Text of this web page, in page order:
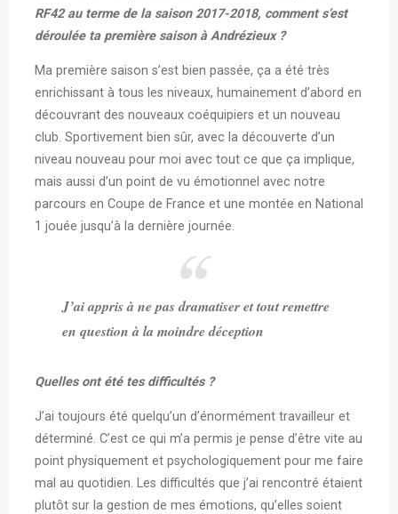
RF42 au terme de la saison 2017-2018, comment s’est
déroulée ta première saison à Andrézieux ?
Ma première saison s’est bien passée, ça a été très
enrichissant à tous les niveaux, humainement d’abord en
découvrant des nouveaux coéquipiers et un nouveau
club. Sportivement bien sûr, avec la découverte d’un
niveau nouveau pour moi avec tout ce que ça implique,
mais aussi d’un point de vu émotionnel avec notre
parcours en Coupe de France et une montée en National
1 jouée jusqu’à la dernière journée.
J’ai appris à ne pas dramatiser et tout remettre
en question à la moindre déception
Quelles ont été tes difficultés ?
J’ai toujours été quelqu’un d’énormément travailleur et
déterminé. C’est ce qui m’a permis je pense d’être vite au
point physiquement et psychologiquement pour me faire
mal au quotidien. Les difficultés que j’ai rencontré étaient
plutôt sur la gestion de mes émotions, qu’elles soient